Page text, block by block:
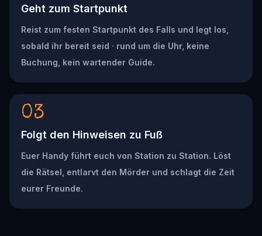
Geht zum Startpunkt
Reist zum festen Startpunkt des Falls und legt los,
sobald ihr bereit seid · rund um die Uhr, keine
Buchung, kein wartender Guide.
03
Folgt den Hinweisen zu Fuß
Euer Handy führt euch von Station zu Station. Löst
die Rätsel, entlarvt den Mörder und schlagt die Zeit
eurer Freunde.